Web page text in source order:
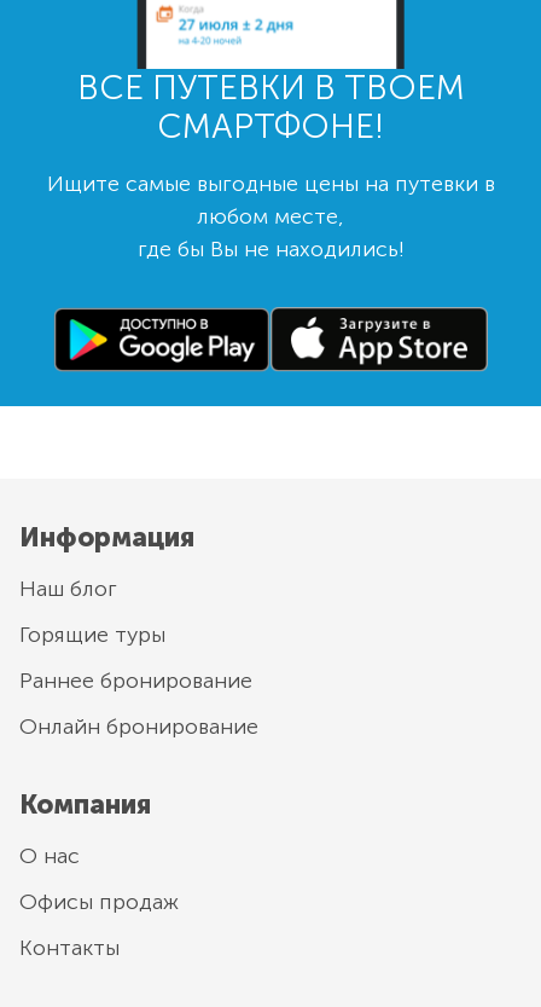
ВСЕ ПУТЕВКИ В ТВОЕМ
СМАРТФОНЕ!
Ищите самые выгодные цены на путевки в
любом месте,
где бы Вы не находились!
Информация
Наш блог
Горящие туры
Раннее бронирование
Онлайн бронирование
Компания
О нас
Офисы продаж
Контакты